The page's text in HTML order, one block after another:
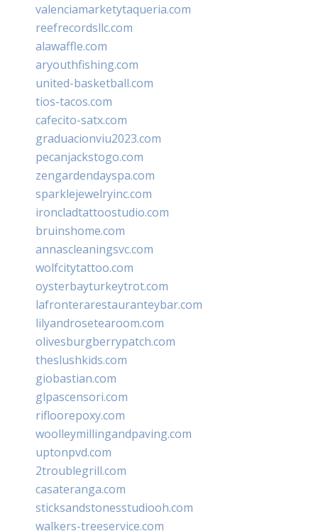
valenciamarketytaqueria.com
reefrecordsllc.com
alawaffle.com
aryouthfishing.com
united-basketball.com
tios-tacos.com
cafecito-satx.com
graduacionviu2023.com
pecanjackstogo.com
zengardendayspa.com
sparklejewelryinc.com
ironcladtattoostudio.com
bruinshome.com
annascleaningsvc.com
wolfcitytattoo.com
oysterbayturkeytrot.com
lafronterarestauranteybar.com
lilyandrosetearoom.com
olivesburgberrypatch.com
theslushkids.com
giobastian.com
glpascensori.com
rifloorepoxy.com
woolleymillingandpaving.com
uptonpvd.com
2troublegrill.com
casateranga.com
sticksandstonesstudiooh.com
walkers-treeservice.com